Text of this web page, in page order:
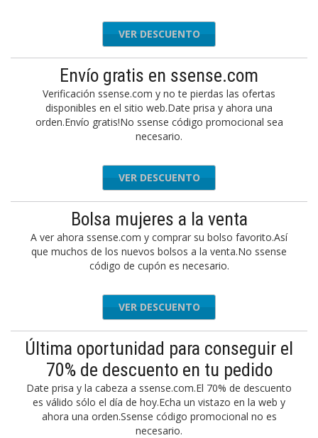
VER DESCUENTO
Envío gratis en ssense.com
Verificación ssense.com y no te pierdas las ofertas
disponibles en el sitio web.Date prisa y ahora una
orden.Envío gratis!No ssense código promocional sea
necesario.
VER DESCUENTO
Bolsa mujeres a la venta
A ver ahora ssense.com y comprar su bolso favorito.Así
que muchos de los nuevos bolsos a la venta.No ssense
código de cupón es necesario.
VER DESCUENTO
Última oportunidad para conseguir el
70% de descuento en tu pedido
Date prisa y la cabeza a ssense.com.El 70% de descuento
es válido sólo el día de hoy.Echa un vistazo en la web y
ahora una orden.Ssense código promocional no es
necesario.